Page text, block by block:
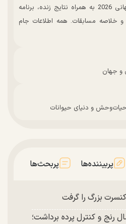
مشاهده جدول کامل جام جهانی 2026 به همراه نتایج زنده، برنامه
و خلاصه مسابقات. همه اطلاعات جام
و جهان
حیات‌وحش و دنیای حیوانات
پربیننده‌ها پربحث‌ها
بزرگ را گرفت
اسپیرز از ۱۴ سال رنج و کنترل پرده برداشت؛